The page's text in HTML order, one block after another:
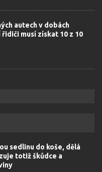
autech v dobách
musí získat 10 z 10
sedlinu do koše, dělá
totiž škůdce a